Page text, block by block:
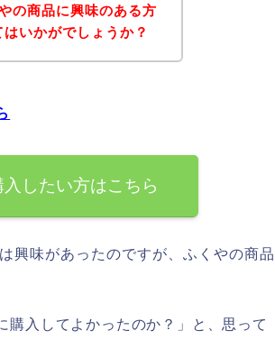
の商品に興味のある方
いかがでしょうか？
したい方はこちら
興味があったのですが、ふくやの商品
購入してよかったのか？」と、思って